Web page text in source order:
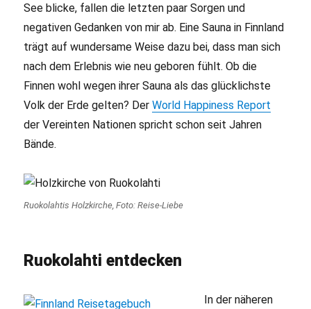
See blicke, fallen die letzten paar Sorgen und
negativen Gedanken von mir ab. Eine Sauna in Finnland
trägt auf wundersame Weise dazu bei, dass man sich
nach dem Erlebnis wie neu geboren fühlt. Ob die
Finnen wohl wegen ihrer Sauna als das glücklichste
Volk der Erde gelten? DerWorld Happiness Report
der Vereinten Nationen spricht schon seit Jahren
Bände.
Ruokolahtis Holzkirche, Foto: Reise-Liebe
Ruokolahti entdecken
In der näheren